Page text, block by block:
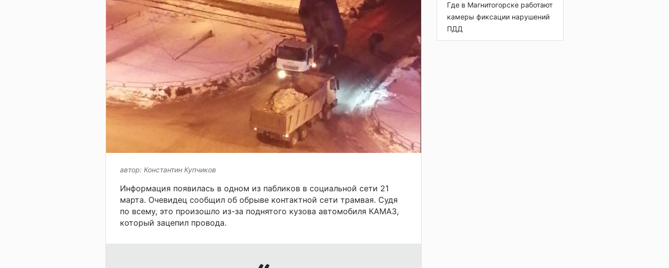
автор: Константин Купчиков
Информация появилась в одном из пабликов в социальной сети 21
марта. Очевидец сообщил об обрыве контактной сети трамвая. Судя
по всему, это произошло из-за поднятого кузова автомобиля КАМАЗ,
который зацепил провода.
Где в Магнитогорске работают
камеры фиксации нарушений
ПДД